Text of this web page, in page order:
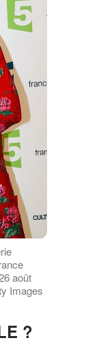
août
Images
?